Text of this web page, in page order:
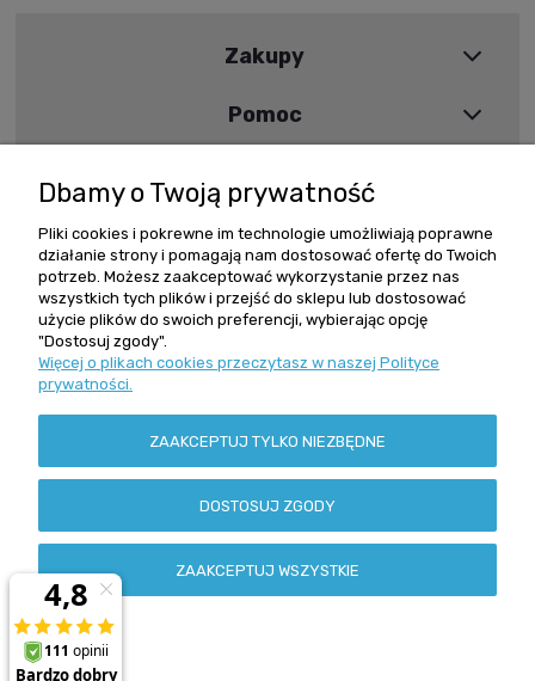
Zakupy
Pomoc
Informacje
Szybki kontakt
Zamówienia +48 602 279 234
ul. Grochowska 162/164
04-329 Warszawa
NIP: 113-00-63-979
Dbamy o Twoją prywatność
Pliki cookies i pokrewne im technologie umożliwiają poprawne
działanie strony i pomagają nam dostosować ofertę do Twoich
potrzeb. Możesz zaakceptować wykorzystanie przez nas
wszystkich tych plików i przejść do sklepu lub dostosować
użycie plików do swoich preferencji, wybierając opcję
"Dostosuj zgody".
Więcej o plikach cookies przeczytasz w naszej Polityce
prywatności.
ZAAKCEPTUJ TYLKO NIEZBĘDNE
DOSTOSUJ ZGODY
ZAAKCEPTUJ WSZYSTKIE